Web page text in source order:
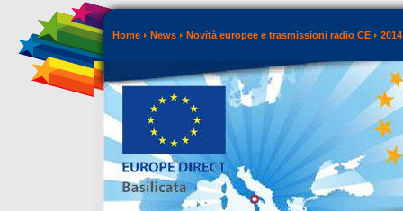
Home News Novità europee e trasmissioni radio CE 2014